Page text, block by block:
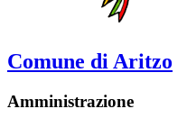
Comune di Aritzo
Amministrazione